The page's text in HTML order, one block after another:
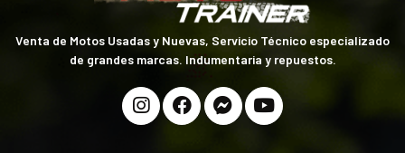
Venta de Motos Usadas y Nuevas, Servicio Técnico especializado
de grandes marcas. Indumentaria y repuestos.